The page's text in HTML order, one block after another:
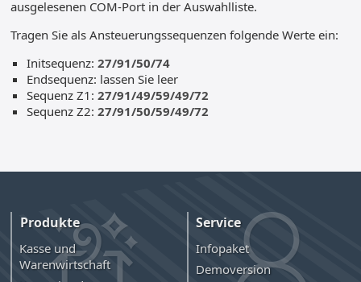
ausgelesenen COM-Port in der Auswahlliste.
Tragen Sie als Ansteuerungssequenzen folgende Werte ein:
Initsequenz:27/91/50/74
Endsequenz: lassen Sie leer
Sequenz Z1:27/91/49/59/49/72
Sequenz Z2:27/91/50/59/49/72
Produkte
Kasse und
Warenwirtschaft
Service
Infopaket
Demoversion